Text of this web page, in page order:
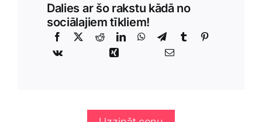
Dalies ar šo rakstu kādā no
sociālajiem tīkliem!